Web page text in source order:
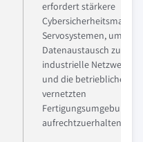
erfordert stärkere
Servosystemen, um
Datenaustausch zu
industrielle Netzwerke
und die betriebliche
vernetzten
Fertigungsumgebungen
aufrechtzuerhalten.